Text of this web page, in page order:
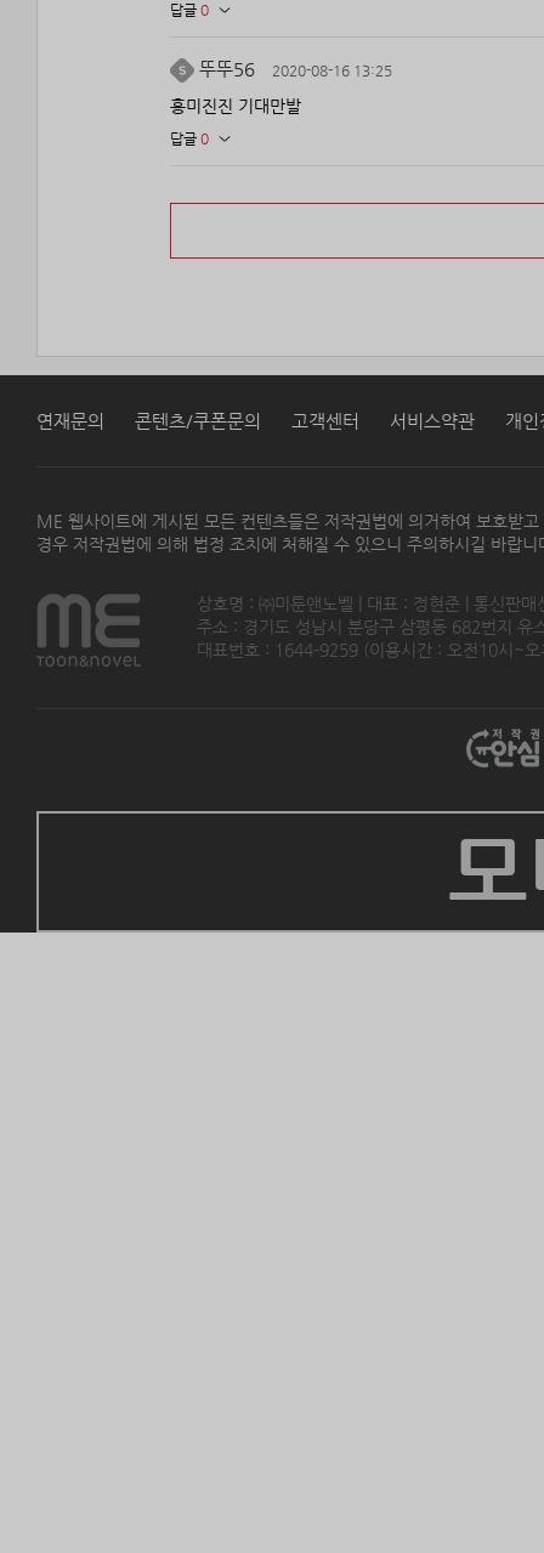
답글 0
뚜뚜56 2020-08-16 13:25
흥미진진 기대만발
답글 0
연재문의 콘텐츠/쿠폰문의 고객센터 서비스약관 개인
ME 웹사이트에 게시된 모든 컨텐츠들은 저작권법에 의거하여 보호받
경우 저작권법에 의해 법정 조치에 처해질 수 있으니 주의하시길 바랍니
상호명 : ㈜미툰앤노벨 | 대표 : 정현준 | 통신판
주소 : 경기도 성남시 분당구 삼평동 682번지
대표번호 : 1644-9259 (이용시간 : 오전10시~